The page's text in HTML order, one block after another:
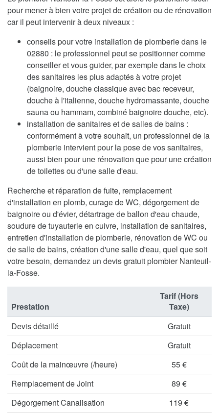
pour mener à bien votre projet de création ou de rénovation
car il peut intervenir à deux niveaux :
conseils pour votre installation de plomberie dans le
02880 : le professionnel peut se positionner comme
conseiller et vous guider, par exemple dans le choix
des sanitaires les plus adaptés à votre projet
(baignoire, douche classique avec bac receveur,
douche à l'italienne, douche hydromassante, douche
sauna ou hammam, combiné baignoire douche, etc).
installation de sanitaires et de salles de bains :
conformément à votre souhait, un professionnel de la
plomberie intervient pour la pose de vos sanitaires,
aussi bien pour une rénovation que pour une création
de toilettes ou d'une salle d'eau.
Recherche et réparation de fuite, remplacement
d'installation en plomb, curage de WC, dégorgement de
baignoire ou d'évier, détartrage de ballon d'eau chaude,
soudure de tuyauterie en cuivre, installation de sanitaires,
entretien d'installation de plomberie, rénovation de WC ou
de salle de bains, création d'une salle d'eau, quel que soit
votre besoin, demandez un devis gratuit plombier Nanteuil-
la-Fosse.
Prestation
Tarif (Hors
Taxe)
Devis détaillé
Gratuit
Déplacement
Gratuit
Coût de la mainœuvre (/heure)
55 €
Remplacement de Joint
89 €
Dégorgement Canalisation
119 €